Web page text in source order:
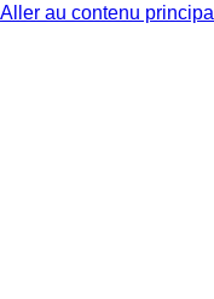
Aller au contenu principal